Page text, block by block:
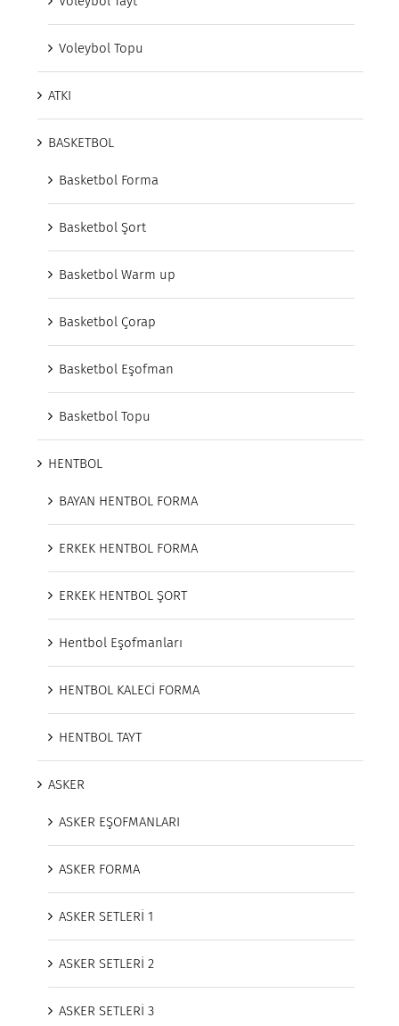
Voleybol Topu
ATKI
BASKETBOL
Basketbol Forma
Basketbol Şort
Basketbol Warm up
Basketbol Çorap
Basketbol Eşofman
Basketbol Topu
HENTBOL
BAYAN HENTBOL FORMA
ERKEK HENTBOL FORMA
ERKEK HENTBOL ŞORT
Hentbol Eşofmanları
HENTBOL KALECİ FORMA
HENTBOL TAYT
ASKER
ASKER EŞOFMANLARI
ASKER FORMA
ASKER SETLERİ 1
ASKER SETLERİ 2
ASKER SETLERİ 3